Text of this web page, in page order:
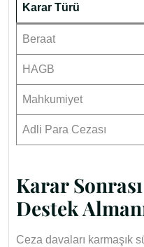
Karar Türü
Beraat
HAGB
Mahkumiyet
Adli Para Cezası
Karar
Destek
Ceza davaları karmaşık